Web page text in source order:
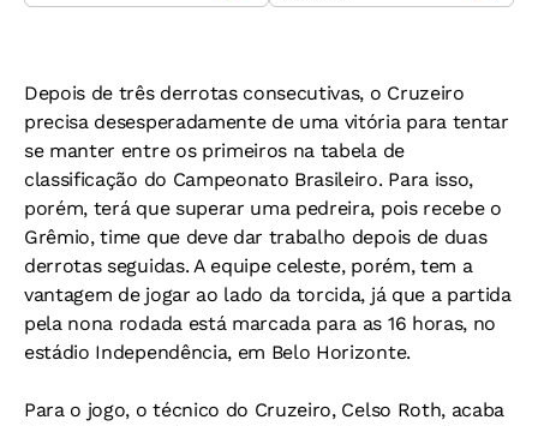
Depois de três derrotas consecutivas, o Cruzeiro
precisa desesperadamente de uma vitória para tentar
se manter entre os primeiros na tabela de
classificação do Campeonato Brasileiro. Para isso,
porém, terá que superar uma pedreira, pois recebe o
Grêmio, time que deve dar trabalho depois de duas
derrotas seguidas. A equipe celeste, porém, tem a
vantagem de jogar ao lado da torcida, já que a partida
pela nona rodada está marcada para as 16 horas, no
estádio Independência, em Belo Horizonte.
Para o jogo, o técnico do Cruzeiro, Celso Roth, acaba